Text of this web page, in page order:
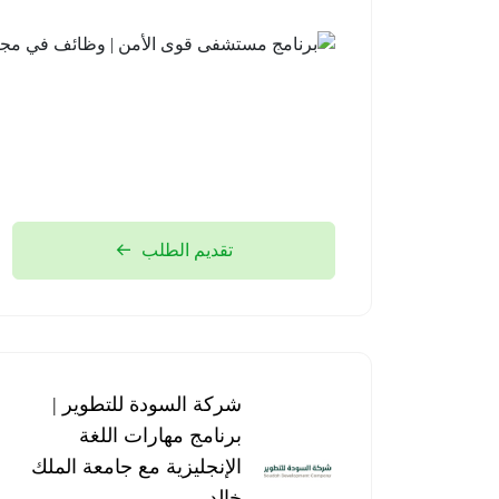
تقديم الطلب
شركة السودة للتطوير |
برنامج مهارات اللغة
الإنجليزية مع جامعة الملك